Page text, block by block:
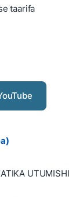
taarifa
UTUMISHI